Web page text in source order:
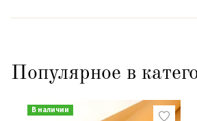
Популярное в
В наличии